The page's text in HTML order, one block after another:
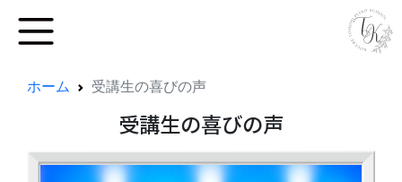
ホーム 受講生の喜びの声
受講生の喜びの声